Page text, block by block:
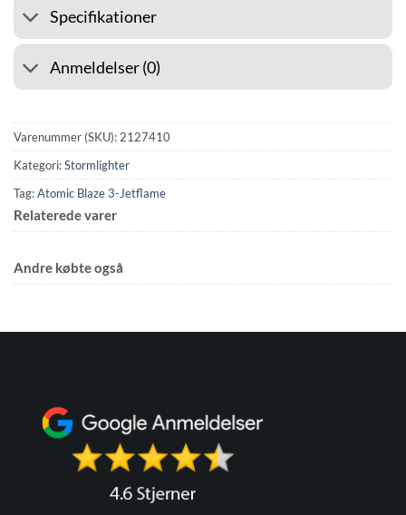
Specifikationer
Anmeldelser (0)
Varenummer (SKU):2127410
Kategori:Stormlighter
Tag:Atomic Blaze 3-Jetflame
Relaterede varer
Andre købte også